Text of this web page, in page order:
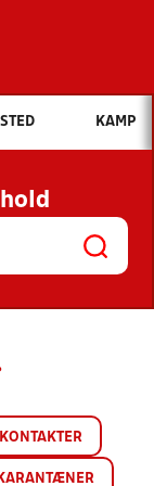
du søge efter?
NYHEDER
OG
KAMP
KONTAKTER
KARANTÆNER